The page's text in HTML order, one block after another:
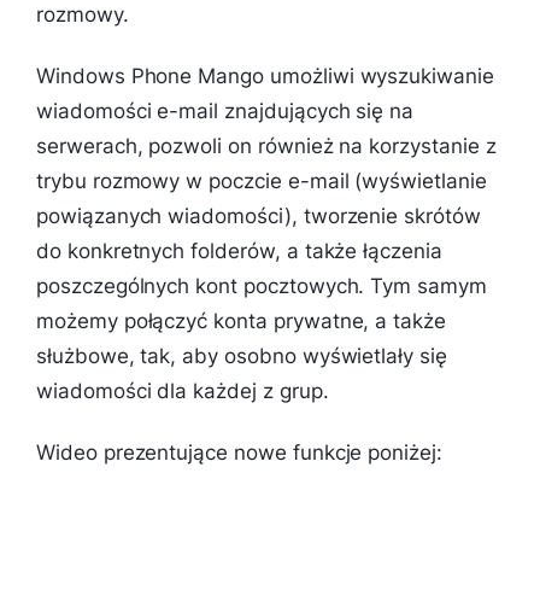
rozmowy.
Windows Phone Mango umożliwi wyszukiwanie
wiadomości e-mail znajdujących się na
serwerach, pozwoli on również na korzystanie z
trybu rozmowy w poczcie e-mail (wyświetlanie
powiązanych wiadomości), tworzenie skrótów
do konkretnych folderów, a także łączenia
poszczególnych kont pocztowych. Tym samym
możemy połączyć konta prywatne, a także
służbowe, tak, aby osobno wyświetlały się
wiadomości dla każdej z grup.
Wideo prezentujące nowe funkcje poniżej: